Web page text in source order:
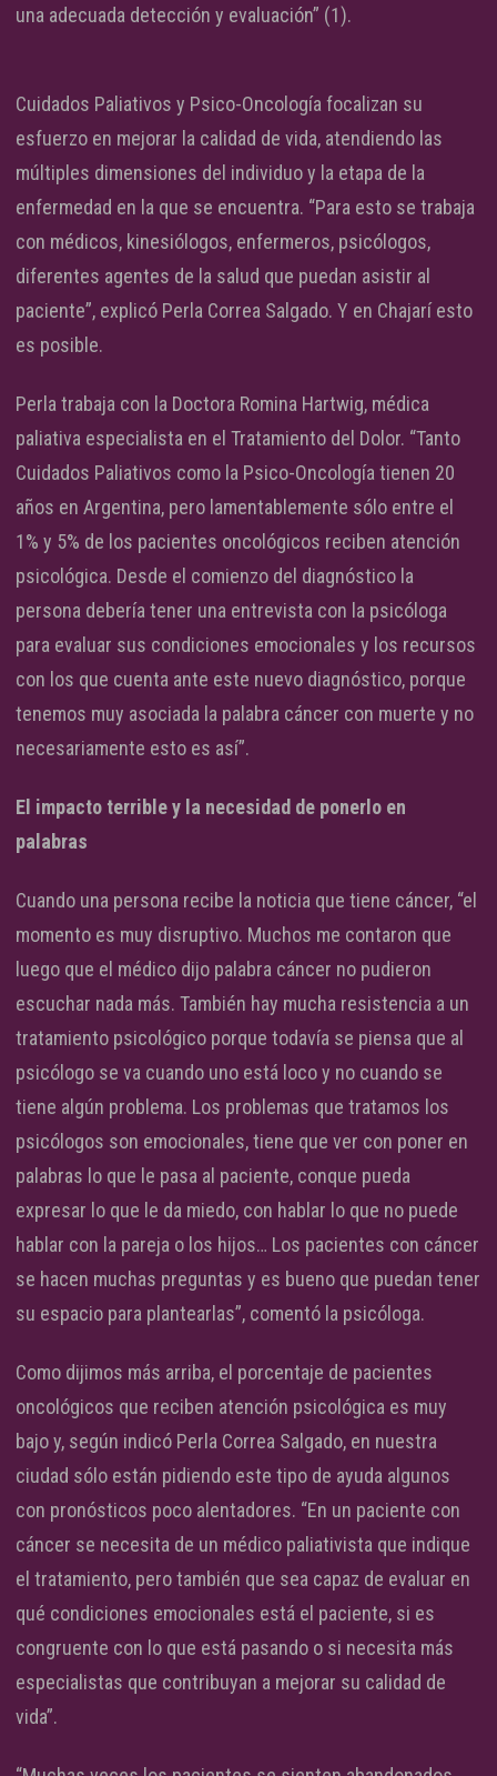
una adecuada detección y evaluación” (1).
Cuidados Paliativos y Psico-Oncología focalizan su
esfuerzo en mejorar la calidad de vida, atendiendo las
múltiples dimensiones del individuo y la etapa de la
enfermedad en la que se encuentra. “Para esto se trabaja
con médicos, kinesiólogos, enfermeros, psicólogos,
diferentes agentes de la salud que puedan asistir al
paciente”, explicó Perla Correa Salgado. Y en Chajarí esto
es posible.
Perla trabaja con la Doctora Romina Hartwig, médica
paliativa especialista en el Tratamiento del Dolor. “Tanto
Cuidados Paliativos como la Psico-Oncología tienen 20
años en Argentina, pero lamentablemente sólo entre el
1% y 5% de los pacientes oncológicos reciben atención
psicológica. Desde el comienzo del diagnóstico la
persona debería tener una entrevista con la psicóloga
para evaluar sus condiciones emocionales y los recursos
con los que cuenta ante este nuevo diagnóstico, porque
tenemos muy asociada la palabra cáncer con muerte y no
necesariamente esto es así”.
El impacto terrible y la necesidad de ponerlo en
palabras
Cuando una persona recibe la noticia que tiene cáncer, “el
momento es muy disruptivo. Muchos me contaron que
luego que el médico dijo palabra cáncer no pudieron
escuchar nada más. También hay mucha resistencia a un
tratamiento psicológico porque todavía se piensa que al
psicólogo se va cuando uno está loco y no cuando se
tiene algún problema. Los problemas que tratamos los
psicólogos son emocionales, tiene que ver con poner en
palabras lo que le pasa al paciente, conque pueda
expresar lo que le da miedo, con hablar lo que no puede
hablar con la pareja o los hijos… Los pacientes con cáncer
se hacen muchas preguntas y es bueno que puedan tener
su espacio para plantearlas”, comentó la psicóloga.
Como dijimos más arriba, el porcentaje de pacientes
oncológicos que reciben atención psicológica es muy
bajo y, según indicó Perla Correa Salgado, en nuestra
ciudad sólo están pidiendo este tipo de ayuda algunos
con pronósticos poco alentadores. “En un paciente con
cáncer se necesita de un médico paliativista que indique
el tratamiento, pero también que sea capaz de evaluar en
qué condiciones emocionales está el paciente, si es
congruente con lo que está pasando o si necesita más
especialistas que contribuyan a mejorar su calidad de
vida”.